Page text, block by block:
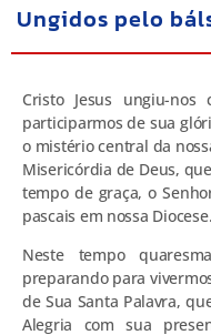
Ungidos pelo
Cristo Jesus ungiu-
participarmos de sua
o mistério central da
Misericórdia de Deus,
tempo de graça, o
pascais em nossa Diocese.
Neste tempo
preparando para
de Sua Santa Palavra,
Alegria com sua